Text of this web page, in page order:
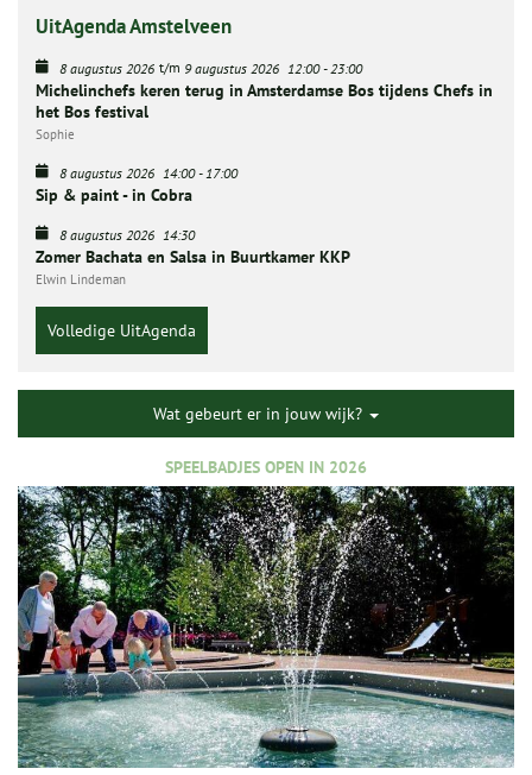
UitAgenda Amstelveen
8 augustus 2026 t/m 9 augustus 2026 12:00-23:00
Michelinchefs keren terug in Amsterdamse Bos tijdens Chefs in
het Bos festival
Sophie
8 augustus 2026 14:00-17:00
Sip & paint - in Cobra
8 augustus 2026 14:30
Zomer Bachata en Salsa in Buurtkamer KKP
Elwin Lindeman
Volledige UitAgenda
Wat gebeurt er in jouw wijk?
SPEELBADJES OPEN IN 2026